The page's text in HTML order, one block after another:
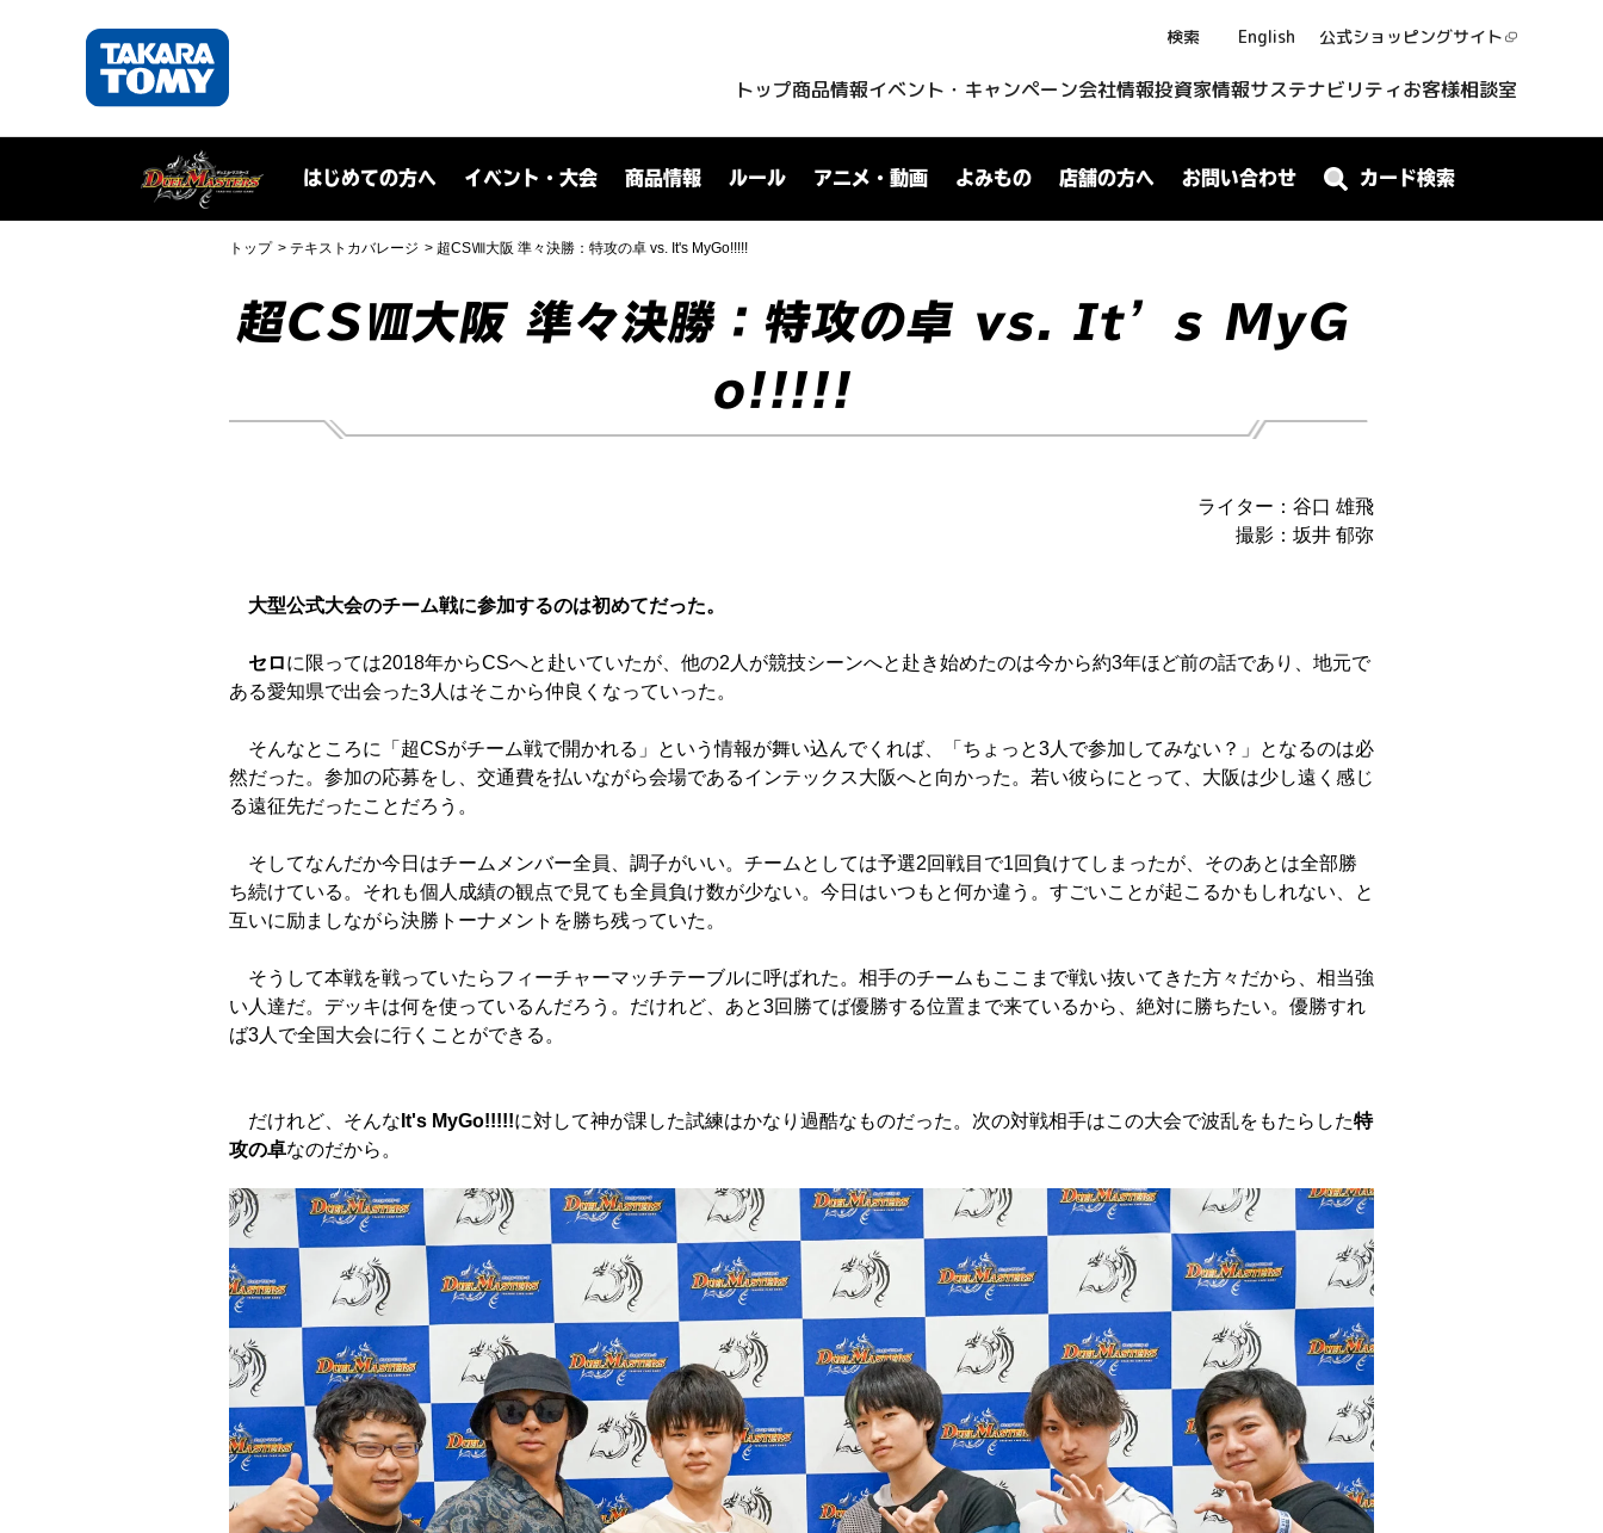
検索 English 公式ショッピングサイト
トップ商品情報イベント・キャンペーン会社情報投資家情報サステナビリティお客様相談室
はじめての方へ イベント・大会 商品情報 ルール アニメ・動画 よみもの 店舗の方へ お問い合わせ カード検索
トップ テキストカバレージ 超CSⅧ大阪 準々決勝：特攻の卓 vs. It's MyGo!!!!!
超CSⅧ大阪 準々決勝：特攻の卓 vs. It’s MyG
o!!!!!
ライター：谷口 雄飛
撮影：坂井 郁弥
大型公式大会のチーム戦に参加するのは初めてだった。
セロに限っては2018年からCSへと赴いていたが、他の2人が競技シーンへと赴き始めたのは今から約3年ほど前の話であり、地元で
ある愛知県で出会った3人はそこから仲良くなっていった。
そんなところに「超CSがチーム戦で開かれる」という情報が舞い込んでくれば、「ちょっと3人で参加してみない？」となるのは必
然だった。参加の応募をし、交通費を払いながら会場であるインテックス大阪へと向かった。若い彼らにとって、大阪は少し遠く感じ
る遠征先だったことだろう。
そしてなんだか今日はチームメンバー全員、調子がいい。チームとしては予選2回戦目で1回負けてしまったが、そのあとは全部勝
ち続けている。それも個人成績の観点で見ても全員負け数が少ない。今日はいつもと何か違う。すごいことが起こるかもしれない、と
互いに励ましながら決勝トーナメントを勝ち残っていた。
そうして本戦を戦っていたらフィーチャーマッチテーブルに呼ばれた。相手のチームもここまで戦い抜いてきた方々だから、相当強
い人達だ。デッキは何を使っているんだろう。だけれど、あと3回勝てば優勝する位置まで来ているから、絶対に勝ちたい。優勝すれ
ば3人で全国大会に行くことができる。
だけれど、そんな It's MyGo!!!!!に対して神が課した試練はかなり過酷なものだった。次の対戦相手はこの大会で波乱をもたらした特
攻の卓なのだから。